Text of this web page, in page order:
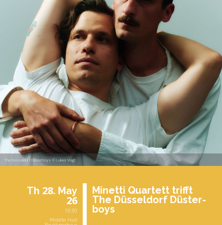
The Düsseldorf Düsterboys © Lukas Vogt
Th 28. May
26
19:30
Middle Hall
Mi­net­ti Quar­tett trifft
The Düs­sel­dorf Dü­s­ter­
boys